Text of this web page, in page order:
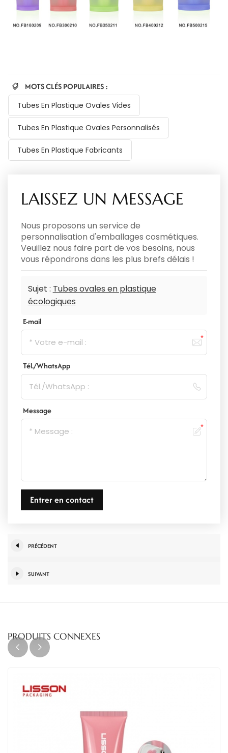
MOTS CLÉS POPULAIRES :
Tubes En Plastique Ovales Vides
Tubes En Plastique Ovales Personnalisés
Tubes En Plastique Fabricants
LAISSEZ UN MESSAGE
Nous proposons un service de
personnalisation d'emballages cosmétiques.
Veuillez nous faire part de vos besoins, nous
vous répondrons dans les plus brefs délais !
Sujet : Tubes ovales en plastique
écologiques
E-mail
Tél./WhatsApp
Message
Entrer en contact
PRÉCÉDENT
SUIVANT
PRODUITS CONNEXES